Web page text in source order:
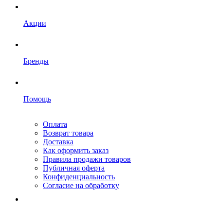
Акции
Бренды
Помощь
Оплата
Возврат товара
Доставка
Как оформить заказ
Правила продажи товаров
Публичная оферта
Конфиденциальность
Согласие на обработку